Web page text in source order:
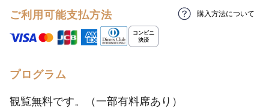
ご利用可能支払方法 購入方法について
プログラム
観覧無料です。（一部有料席あり）